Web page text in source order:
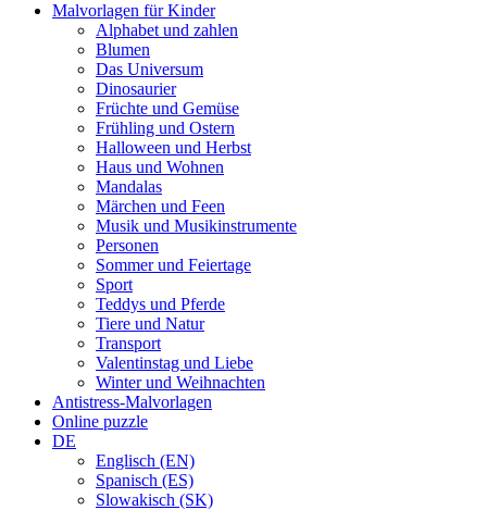
Malvorlagen für Kinder
Alphabet und zahlen
Blumen
Das Universum
Dinosaurier
Früchte und Gemüse
Frühling und Ostern
Halloween und Herbst
Haus und Wohnen
Mandalas
Märchen und Feen
Musik und Musikinstrumente
Personen
Sommer und Feiertage
Sport
Teddys und Pferde
Tiere und Natur
Transport
Valentinstag und Liebe
Winter und Weihnachten
Antistress-Malvorlagen
Online puzzle
DE
Englisch (EN)
Spanisch (ES)
Slowakisch (SK)